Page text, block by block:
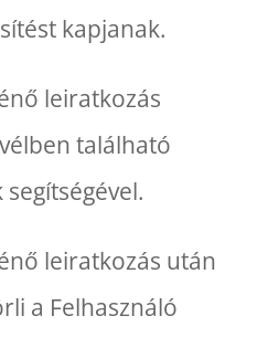
kapjanak.
leiratkozás
található
leiratkozás után
a Felhasználó